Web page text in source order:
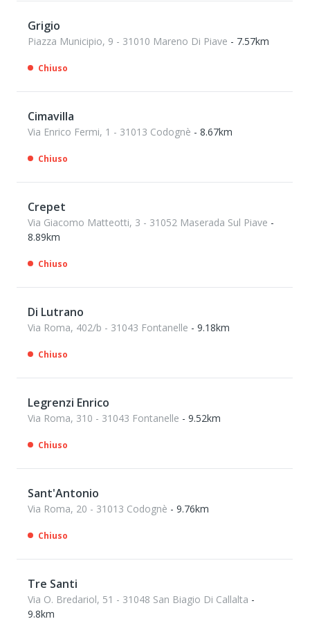
Grigio
Piazza Municipio, 9 - 31010 Mareno Di Piave - 7.57km
Chiuso
Cimavilla
Via Enrico Fermi, 1 - 31013 Codognè - 8.67km
Chiuso
Crepet
Via Giacomo Matteotti, 3 - 31052 Maserada Sul Piave -
8.89km
Chiuso
Di Lutrano
Via Roma, 402/b - 31043 Fontanelle - 9.18km
Chiuso
Legrenzi Enrico
Via Roma, 310 - 31043 Fontanelle - 9.52km
Chiuso
Sant'Antonio
Via Roma, 20 - 31013 Codognè - 9.76km
Chiuso
Tre Santi
Via O. Bredariol, 51 - 31048 San Biagio Di Callalta -
9.8km